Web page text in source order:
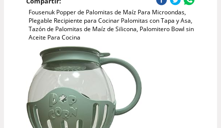
Fousenuk Popper de Palomitas de Maíz Para Microondas,
Plegable Recipiente para Cocinar Palomitas con Tapa y Asa,
Tazón de Palomitas de Maíz de Silicona, Palomitero Bowl sin
Aceite Para Cocina